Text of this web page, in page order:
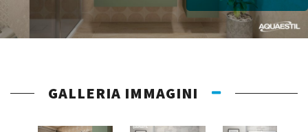
GALLERIA IMMAGINI